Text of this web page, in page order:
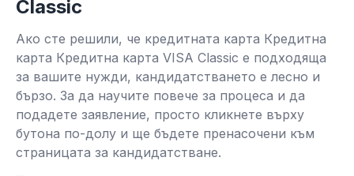
Classic
Ако сте решили, че кредитната карта Кредитна
карта Кредитна карта VISA Classic е подходяща
за вашите нужди, кандидатстването е лесно и
бързо. За да научите повече за процеса и да
подадете заявление, просто кликнете върху
бутона по-долу и ще бъдете пренасочени към
страницата за кандидатстване.